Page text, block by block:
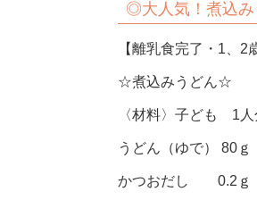
◎大人気！煮込み
【離乳食完了・1、
☆煮込みうどん☆
〈材料〉子ども 1人
うどん（ゆで） 80ｇ
かつおだし 0.2ｇ